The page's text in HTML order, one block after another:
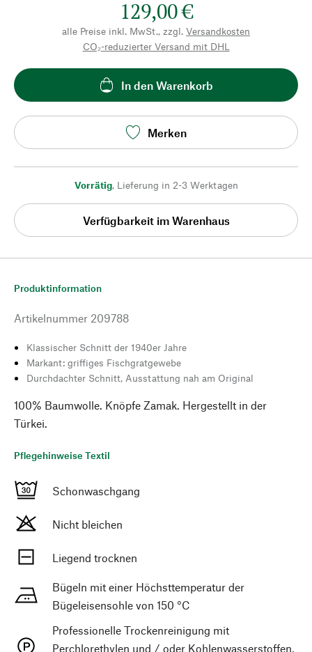
129,00 €
alle Preise inkl. MwSt., zzgl. Versandkosten
CO₂-reduzierter Versand mit DHL
In den Warenkorb
Merken
Vorrätig, Lieferung in 2-3 Werktagen
Verfügbarkeit im Warenhaus
Produktinformation
Artikelnummer 209788
Klassischer Schnitt der 1940er Jahre
Markant: griffiges Fischgratgewebe
Durchdachter Schnitt, Ausstattung nah am Original
100% Baumwolle. Knöpfe Zamak. Hergestellt in der
Türkei.
Pflegehinweise Textil
Schonwaschgang
Nicht bleichen
Liegend trocknen
Bügeln mit einer Höchsttemperatur der
Bügeleisensohle von 150 °C
Professionelle Trockenreinigung mit
Perchlorethylen und / oder Kohlenwasserstoffen,